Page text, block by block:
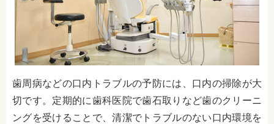
歯周病などの口内トラブルの予防には、 口内の掃除が大
切です。定期的に歯科医院で歯石取りなど歯のクリーニ
ングを受けることで、清潔でトラブルのない口内環境を